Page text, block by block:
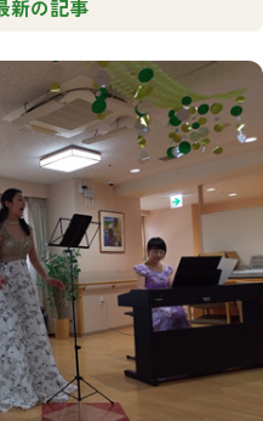
新の記事